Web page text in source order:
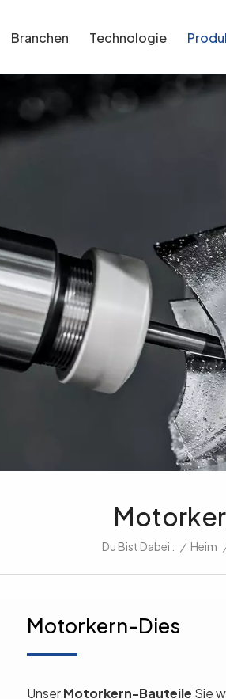
Branchen Technologie
Du Bist Dabei : / Heim
Motorkern-Dies
UnserMotorkern-Bauteile Sie